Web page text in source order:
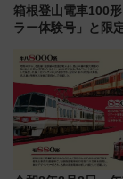
箱根登山電車100
ラー体験号」と限